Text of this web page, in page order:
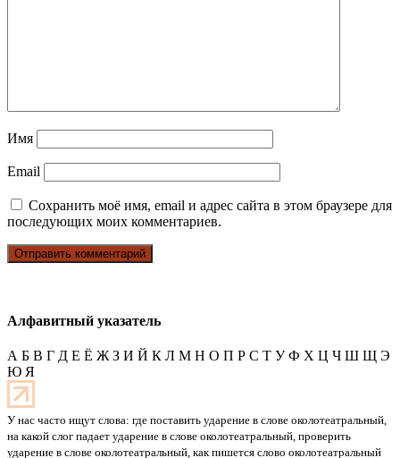
Имя
Email
Сохранить моё имя, email и адрес сайта в этом браузере для
последующих моих комментариев.
Алфавитный указатель
А Б В Г Д Е Ё Ж З И Й К Л М Н О П Р С Т У Ф Х Ц Ч Ш Щ Э
Ю Я
У нас часто ищут слова: где поставить ударение в слове околотеатральный,
на какой слог падает ударение в слове околотеатральный, проверить
ударение в слове околотеатральный, как пишется слово околотеатральный